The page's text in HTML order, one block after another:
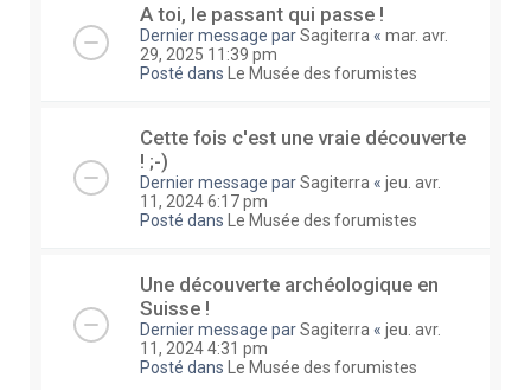
A toi, le passant qui passe !
Dernier message parSagiterra « mar. avr.
29, 2025 11:39 pm
Posté dans
Le Musée des forumistes
Cette fois c'est une vraie découverte
! ;-)
Dernier message parSagiterra « jeu. avr.
11, 2024 6:17 pm
Posté dans
Le Musée des forumistes
Une découverte archéologique en
Suisse !
Dernier message parSagiterra « jeu. avr.
11, 2024 4:31 pm
Posté dans
Le Musée des forumistes